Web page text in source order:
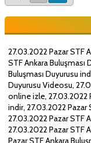
27.03.2022 Pazar STF
STF Ankara Buluşması
Buluşması Duyurusu
Duyurusu Videosu,
online izle, 27.03.2022
indir, 27.03.2022 Pazar
27.03.2022 Pazar STF
27.03.2022 Pazar STF
Pazar STF Ankara